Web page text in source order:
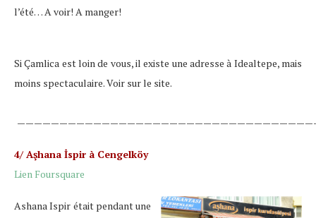
l’été… A voir! A manger!
Si Çamlica est loin de vous, il existe une adresse à Idealtepe, mais
moins spectaculaire. Voir sur le site.
4/ Aşhana İspir à Cengelköy
Lien Foursquare
Ashana Ispir était pendant une